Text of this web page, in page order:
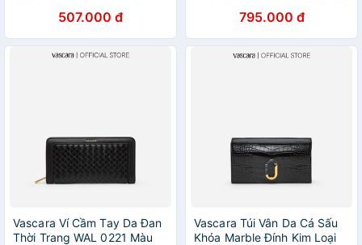
507.000 đ 795.000 đ
Vascara Ví Cầm Tay Da Đan
Thời Trang WAL 0221 Màu
Vascara Túi Vân Da Cá Sấu
Khóa Marble Đính Kim Loại